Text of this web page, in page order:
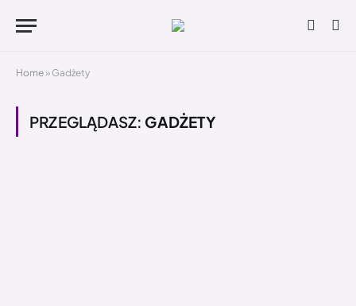
Home » Gadżety
PRZEGLĄDASZ: GADŻETY